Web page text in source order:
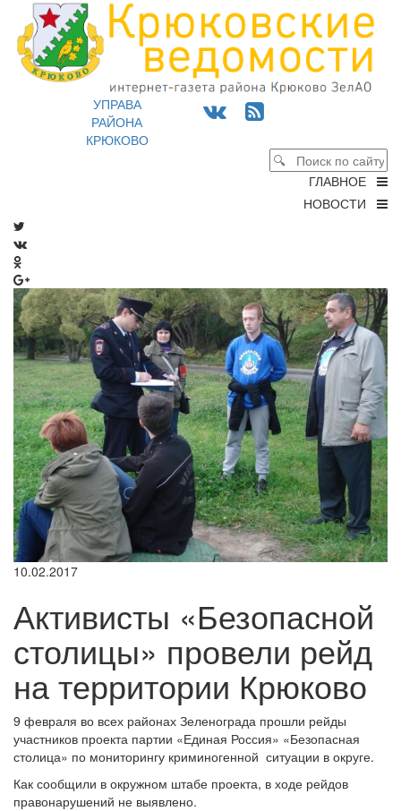
УПРАВА
РАЙОНА
КРЮКОВО
ГЛАВНОЕ
НОВОСТИ
10.02.2017
Активисты «Безопасной
столицы» провели рейд
на территории Крюково
9 февраля во всех районах Зеленограда прошли рейды
участников проекта партии «Единая Россия» «Безопасная
столица» по мониторингу криминогенной ситуации в округе.
Как сообщили в окружном штабе проекта, в ходе рейдов
правонарушений не выявлено.